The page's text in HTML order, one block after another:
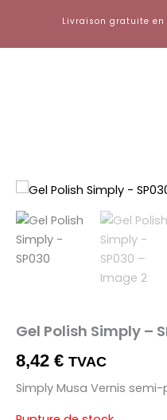
contenu
Livraison gratuite en
Gel Polish Simply –
8,42 € TVAC
Simply Musa Vernis